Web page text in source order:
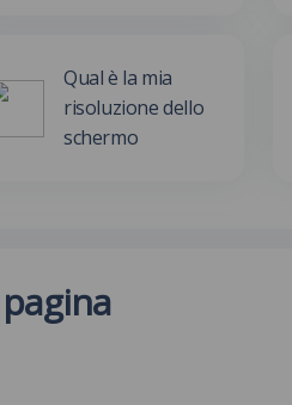
Qual è la mia
risoluzione dello
schermo